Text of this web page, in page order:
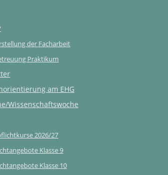
der Facharbeit
Praktikum
am EHG
Wissenschaftswoche
2026/27
Klasse 9
Klasse 10